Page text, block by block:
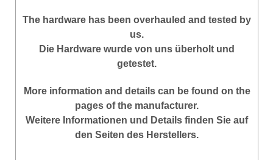
The hardware has been overhauled and tested by
us.
Die Hardware wurde von uns überholt und
getestet.
More information and details can be found on the
pages of the manufacturer.
Weitere Informationen und Details finden Sie auf
den Seiten des Herstellers.